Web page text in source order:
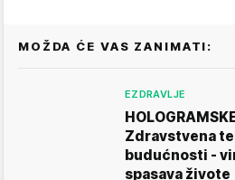
MOŽDA ĆE VAS ZANIMATI:
EZDRAVLJE
Zdravstvena
budućnosti -
spasava živote